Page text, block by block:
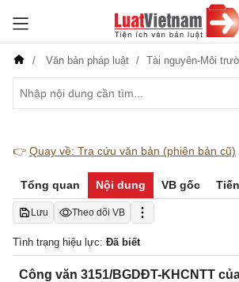
Văn bản pháp luật Tài nguyên-Môi
👉 Quay về: Tra cứu văn bản (phiên bản cũ)
Tổng quan Nội dung VB gốc
Lưu Theo dõi VB
Tình trạng hiệu lực: Đã biết
Công văn 3151/BGDĐT-KHCNTT